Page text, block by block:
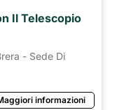
Il Telescopio
- Sede Di
informazioni